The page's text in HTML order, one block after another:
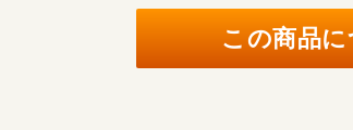
この商品